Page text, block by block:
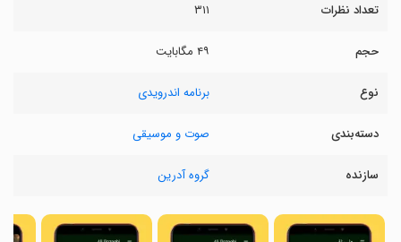
تعداد نظرات ۳۱۱
حجم ۴۹ مگابایت
نوع برنامه اندرویدی
دسته‌بندی صوت و موسیقی
سازنده گروه آدرین